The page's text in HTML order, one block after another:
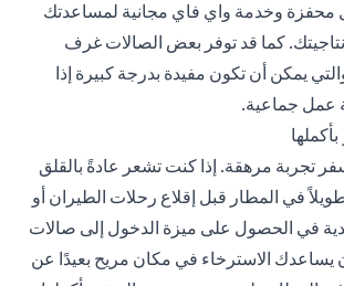
وخدمة واي فاي مجانية لمساعدتك
كما قد توفر بعض الصالات غرف
يمكن أن تكون مفيدة بدرجة كبيرة إذا
عمل جماعية.
تجربة مرهقة. إذا كنت تشعر عادةً بالقلق
في المطار قبل إقلاع رحلات الطيران أو
في الحصول على ميزة الدخول إلى صالات
يساعدك الاسترخاء في مكان مريح بعيدًا عن